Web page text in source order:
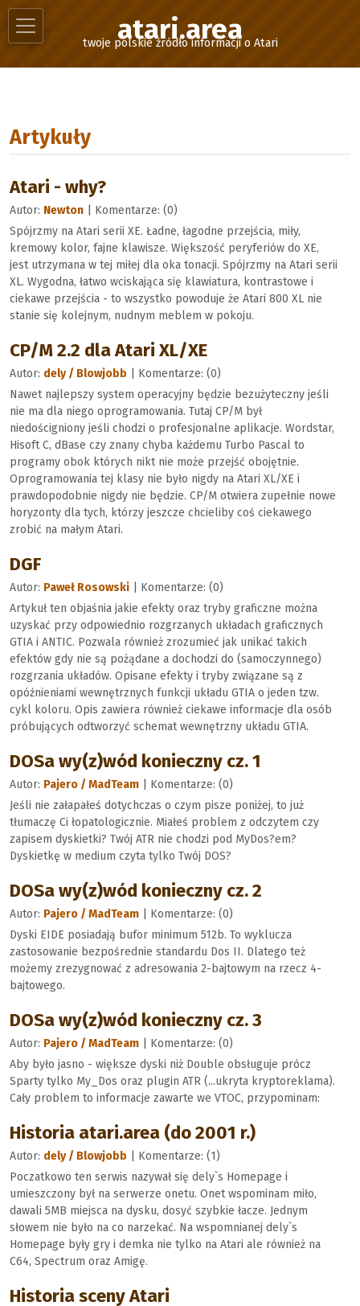
atari.area
twoje polskie źródło informacji o Atari
Artykuły
Atari - why?
Autor: Newton | Komentarze: (0)
Spójrzmy na Atari serii XE. Ładne, łagodne przejścia, miły,
kremowy kolor, fajne klawisze. Większość peryferiów do XE,
jest utrzymana w tej miłej dla oka tonacji. Spójrzmy na Atari serii
XL. Wygodna, łatwo wciskająca się klawiatura, kontrastowe i
ciekawe przejścia - to wszystko powoduje że Atari 800 XL nie
stanie się kolejnym, nudnym meblem w pokoju.
CP/M 2.2 dla Atari XL/XE
Autor: dely / Blowjobb | Komentarze: (0)
Nawet najlepszy system operacyjny będzie bezużyteczny jeśli
nie ma dla niego oprogramowania. Tutaj CP/M był
niedościgniony jeśli chodzi o profesjonalne aplikacje. Wordstar,
Hisoft C, dBase czy znany chyba każdemu Turbo Pascal to
programy obok których nikt nie może przejść obojętnie.
Oprogramowania tej klasy nie było nigdy na Atari XL/XE i
prawdopodobnie nigdy nie będzie. CP/M otwiera zupełnie nowe
horyzonty dla tych, którzy jeszcze chcieliby coś ciekawego
zrobić na małym Atari.
DGF
Autor: Paweł Rosowski | Komentarze: (0)
Artykuł ten objaśnia jakie efekty oraz tryby graficzne można
uzyskać przy odpowiednio rozgrzanych układach graficznych
GTIA i ANTIC. Pozwala również zrozumieć jak unikać takich
efektów gdy nie są pożądane a dochodzi do (samoczynnego)
rozgrzania układów. Opisane efekty i tryby związane są z
opóźnieniami wewnętrznych funkcji układu GTIA o jeden tzw.
cykl koloru. Opis zawiera również ciekawe informacje dla osób
próbujących odtworzyć schemat wewnętrzny układu GTIA.
DOSa wy(z)wód konieczny cz. 1
Autor: Pajero / MadTeam | Komentarze: (0)
Jeśli nie załapałeś dotychczas o czym pisze poniżej, to już
tłumaczę Ci łopatologicznie. Miałeś problem z odczytem czy
zapisem dyskietki? Twój ATR nie chodzi pod MyDos?em?
Dyskietkę w medium czyta tylko Twój DOS?
DOSa wy(z)wód konieczny cz. 2
Autor: Pajero / MadTeam | Komentarze: (0)
Dyski EIDE posiadają bufor minimum 512b. To wyklucza
zastosowanie bezpośrednie standardu Dos II. Dlatego też
możemy zrezygnować z adresowania 2-bajtowym na rzecz 4-
bajtowego.
DOSa wy(z)wód konieczny cz. 3
Autor: Pajero / MadTeam | Komentarze: (0)
Aby było jasno - większe dyski niż Double obsługuje prócz
Sparty tylko My_Dos oraz plugin ATR (...ukryta kryptoreklama).
Cały problem to informacje zawarte we VTOC, przypominam:
Historia atari.area (do 2001 r.)
Autor: dely / Blowjobb | Komentarze: (1)
Poczatkowo ten serwis nazywał się dely`s Homepage i
umieszczony był na serwerze onetu. Onet wspominam miło,
dawali 5MB miejsca na dysku, dosyć szybkie łacze. Jednym
słowem nie było na co narzekać. Na wspomnianej dely`s
Homepage były gry i demka nie tylko na Atari ale również na
C64, Spectrum oraz Amigę.
Historia sceny Atari